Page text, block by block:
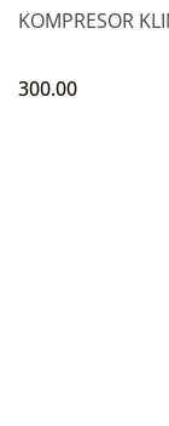
KOMPRESOR
300.00